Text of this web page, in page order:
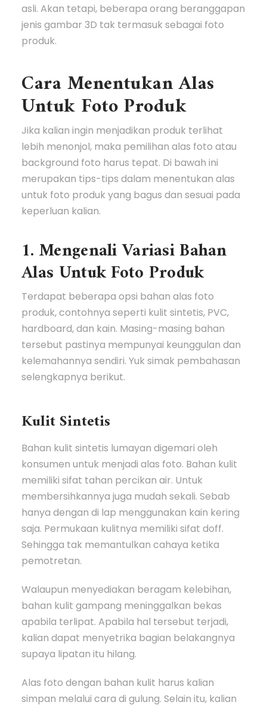
asli. Akan tetapi, beberapa orang beranggapan
jenis gambar 3D tak termasuk sebagai foto
produk.
Cara Menentukan Alas
Untuk Foto Produk
Jika kalian ingin menjadikan produk terlihat
lebih menonjol, maka pemilihan alas foto atau
background foto harus tepat. Di bawah ini
merupakan tips-tips dalam menentukan alas
untuk foto produk yang bagus dan sesuai pada
keperluan kalian.
1. Mengenali Variasi Bahan
Alas Untuk Foto Produk
Terdapat beberapa opsi bahan alas foto
produk, contohnya seperti kulit sintetis, PVC,
hardboard, dan kain. Masing-masing bahan
tersebut pastinya mempunyai keunggulan dan
kelemahannya sendiri. Yuk simak pembahasan
selengkapnya berikut.
Kulit Sintetis
Bahan kulit sintetis lumayan digemari oleh
konsumen untuk menjadi alas foto. Bahan kulit
memiliki sifat tahan percikan air. Untuk
membersihkannya juga mudah sekali. Sebab
hanya dengan di lap menggunakan kain kering
saja. Permukaan kulitnya memiliki sifat doff.
Sehingga tak memantulkan cahaya ketika
pemotretan.
Walaupun menyediakan beragam kelebihan,
bahan kulit gampang meninggalkan bekas
apabila terlipat. Apabila hal tersebut terjadi,
kalian dapat menyetrika bagian belakangnya
supaya lipatan itu hilang.
Alas foto dengan bahan kulit harus kalian
simpan melalui cara di gulung. Selain itu, kalian